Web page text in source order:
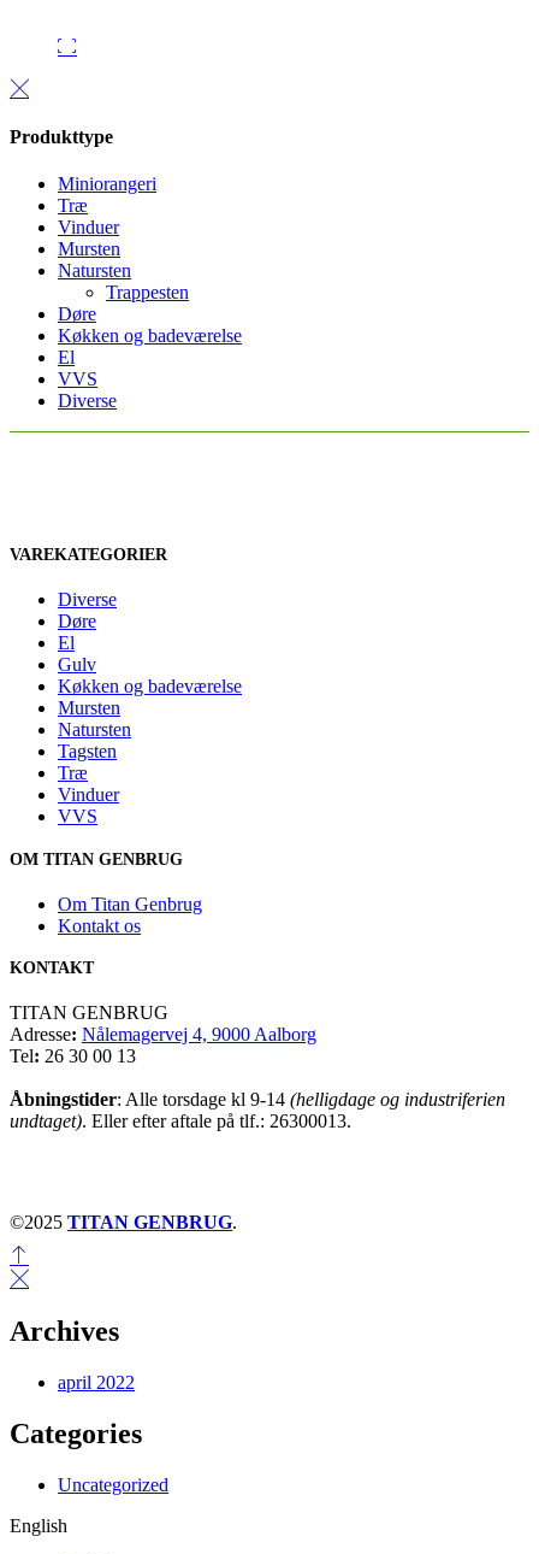
Produkttype
Miniorangeri
Træ
Vinduer
Mursten
Natursten
Trappesten
Døre
Køkken og badeværelse
El
VVS
Diverse
VAREKATEGORIER
Diverse
Døre
El
Gulv
Køkken og badeværelse
Mursten
Natursten
Tagsten
Træ
Vinduer
VVS
OM TITAN GENBRUG
Om Titan Genbrug
Kontakt os
KONTAKT
TITAN GENBRUG
Adresse: Nålemagervej 4, 9000 Aalborg
Tel: 26 30 00 13
Åbningstider: Alle torsdage kl 9-14 (helligdage og industriferien
undtaget). Eller efter aftale på tlf.: 26300013.
©2025 TITAN GENBRUG.
Archives
april 2022
Categories
Uncategorized
English